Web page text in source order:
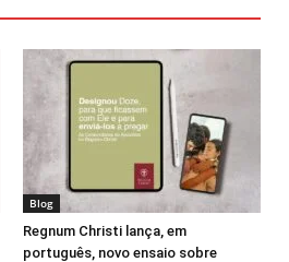
Blog
Regnum Christi lança, em
português, novo ensaio sobre